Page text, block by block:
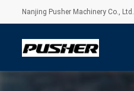
Nanjing Pusher Machinery Co., Ltd.